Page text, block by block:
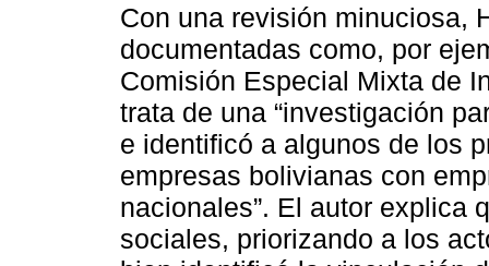
Con una revisión minuciosa,
documentadas como, por
Comisión Especial Mixta de
trata de una “investigación
e identificó a algunos de los
empresas bolivianas con
nacionales”. El autor explica
sociales, priorizando a los